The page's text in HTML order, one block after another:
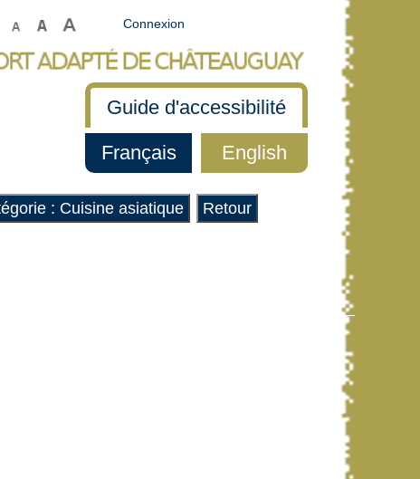
Connexion
Guide d'accessibilité
Français
English
: Cuisine asiatique Retour